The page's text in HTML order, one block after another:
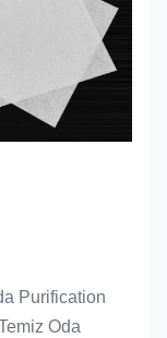
Purification
Oda